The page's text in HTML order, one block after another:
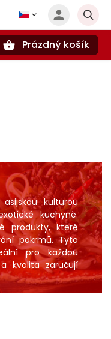
Prázdný košík
kulturou
kuchyně.
produkty, které
pokrmů. Tyto
pro každou
kvalita zaručují